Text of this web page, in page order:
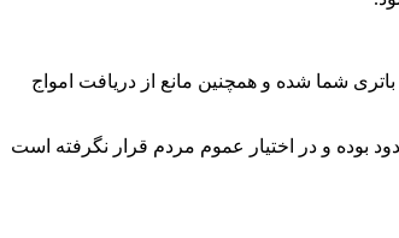
شما شده و همچنین مانع از دریافت امواج
استفاده ی محدود بوده و در اختیار عموم مردم قرار نگرفته است